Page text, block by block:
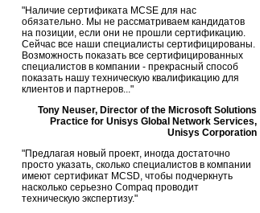
"Наличие сертификата MCSE для нас
обязательно. Мы не рассматриваем кандидатов
на позиции, если они не прошли сертификацию.
Сейчас все наши специалисты сертифицированы.
Возможность показать все сертифицированных
специалистов в компании - прекрасный способ
показать нашу техническую квалификацию для
клиентов и партнеров..."
Tony Neuser, Director of the Microsoft Solutions
Practice for Unisys Global Network Services,
Unisys Corporation
"Предлагая новый проект, иногда достаточно
просто указать, сколько специалистов в компании
имеют сертификат MCSD, чтобы подчеркнуть
насколько серьезно Compaq проводит
техническую экспертизу."